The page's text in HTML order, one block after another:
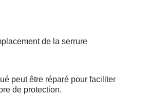
de la serrure
peut être réparé pour faciliter
de protection.